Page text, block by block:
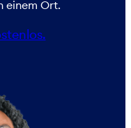
einem Ort.